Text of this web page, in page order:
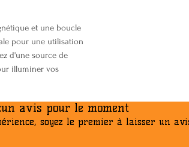
et une boucle
pour une utilisation
d'une source de
illuminer vos
1,5
avis pour le moment
soyez le premier à laisser un